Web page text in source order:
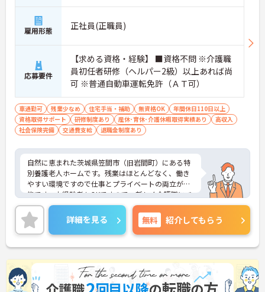
雇用形態 正社員(正職員)
応募要件
【求める資格・経験】 ■資格不問 ※介護職
員初任者研修（ヘルパー2級）以上あれば尚
可 ※普通自動車運転免許（ＡＴ可）
車通勤可 残業少なめ 住宅手当・補助 無資格OK
年間休日110日以上
資格取得サポート
研修制度あり 産休･育休･介護休暇取得実績あり
高収入
社会保険完備
交通費支給 退職金制度あり
自然に恵まれた茨城県笠間市（旧岩間町）にある特
別養護老人ホームです。残業はほとんどなく、働き
やすい環境ですので仕事とプライベートの両立が可
能です。未経験者もOKですので、新しく介護職にチ
ャレンジされたい方におすすめの求人です！ご興味
ある方には、面接対策ポイントなど、さらに詳細を
お話しいたしますのでお気軽にご相談ください。
詳細を見る 無料 紹介してもらう